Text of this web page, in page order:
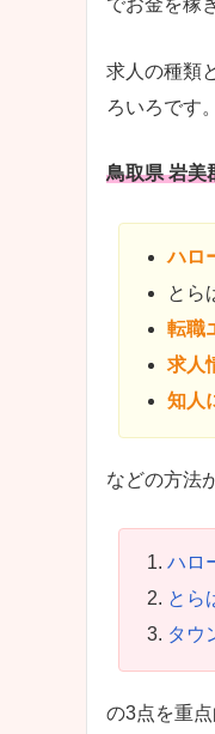
でお金を稼
求人の種類
ろいろです。
鳥取県 岩美
ハロ
とら
転職
求人
知人
などの方法
ハロ
とら
タウ
の3点を重